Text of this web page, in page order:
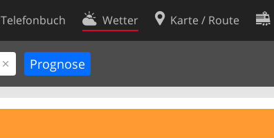
Telefonbuch Wetter Karte / Route
Kontakt
Nutzungsbedingungen
Datenschutzerklärung